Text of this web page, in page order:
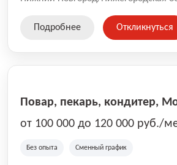
Подробнее Откликнуться
Повар, пекарь, кондитер,
от 100 000 до 120 000 руб./
Без опыта Сменный график